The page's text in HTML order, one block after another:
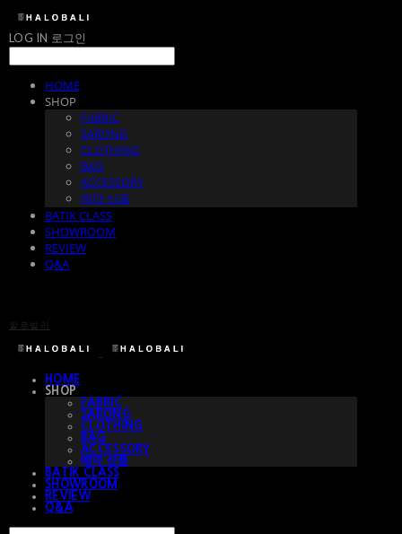
LOG IN 로그인
HOME
SHOP
FABRIC
SARONG
CLOTHING
BAG
ACCESSORY
예약 상품
BATIK CLASS
SHOWROOM
REVIEW
Q&A
할로발리
HOME
SHOP
FABRIC
SARONG
CLOTHING
BAG
ACCESSORY
예약 상품
BATIK CLASS
SHOWROOM
REVIEW
Q&A